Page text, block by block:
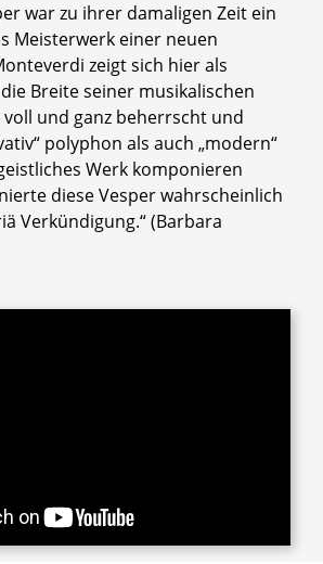
war zu ihrer damaligen Zeit ein
Meisterwerk einer neuen
zeigt sich hier als
Breite seiner musikalischen
und ganz beherrscht und
polyphon als auch „modern“
Werk komponieren
diese Vesper wahrscheinlich
Verkündigung.“ (Barbara